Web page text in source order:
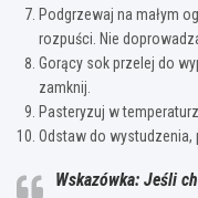
Podgrzewaj na małym
rozpuści. Nie
Gorący sok przelej do
zamknij.
Pasteryzuj w
Odstaw do wystudzenia,
Wskazówka: Jeśli